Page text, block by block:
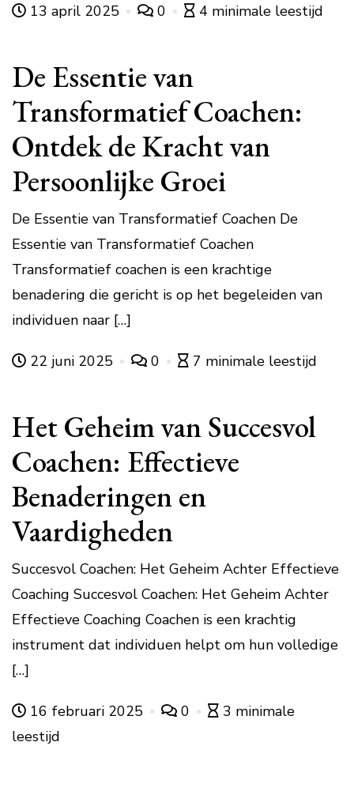
13 april 2025 0 4 minimale leestijd
De Essentie van
Transformatief Coachen:
Ontdek de Kracht van
Persoonlijke Groei
De Essentie van Transformatief Coachen De
Essentie van Transformatief Coachen
Transformatief coachen is een krachtige
benadering die gericht is op het begeleiden van
individuen naar […]
22 juni 2025 0 7 minimale leestijd
Het Geheim van Succesvol
Coachen: Effectieve
Benaderingen en
Vaardigheden
Succesvol Coachen: Het Geheim Achter Effectieve
Coaching Succesvol Coachen: Het Geheim Achter
Effectieve Coaching Coachen is een krachtig
instrument dat individuen helpt om hun volledige
[…]
16 februari 2025 0
3 minimale
leestijd